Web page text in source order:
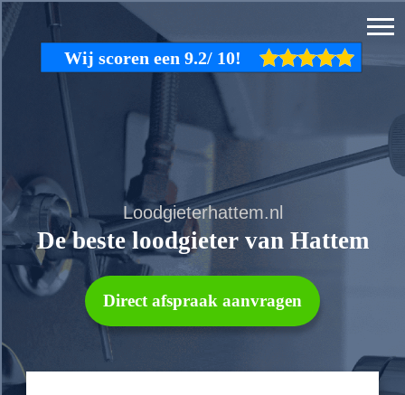
Loodgieterhattem.nl
De beste loodgieter van Hattem
Direct afspraak aanvragen